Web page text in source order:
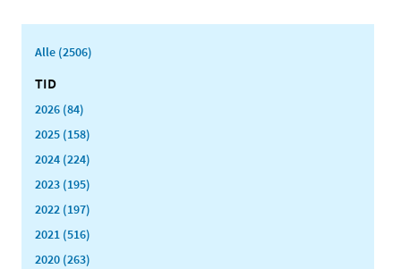
Alle (2506)
TID
2026 (84)
2025 (158)
2024 (224)
2023 (195)
2022 (197)
2021 (516)
2020 (263)